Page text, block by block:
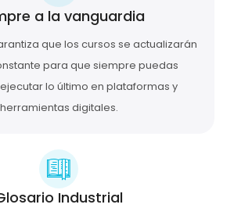
a la vanguardia
que los cursos se actualizarán
para que siempre puedas
lo último en plataformas y
herramientas digitales.
Industrial